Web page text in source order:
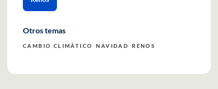
Otros temas
CAMBIO CLIMÁTICO NAVIDAD RENOS